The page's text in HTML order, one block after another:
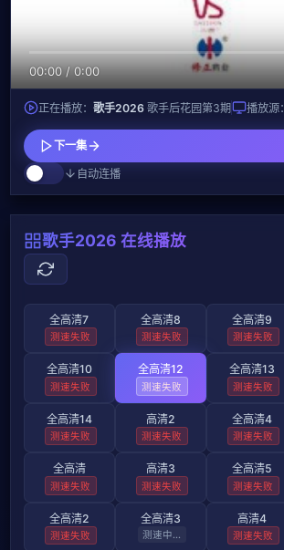
00:00/0:00
正在播放： 歌手2026 歌手后花园第3期 播放源：
下一集
自动连播
歌手2026 在线播放
全高清7
测速失败
全高清8
测速失败
全高清9
测速失败
全高清10
测速失败
全高清12
测速失败
全高清13
测速失败
全高清14
测速失败
高清2
测速失败
全高清4
测速失败
全高清
测速失败
高清3
测速失败
全高清5
测速失败
全高清2
测速失败
全高清3
测速失败
高清4
测速失败